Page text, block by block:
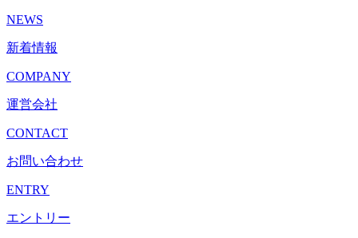
NEWS
新着情報
COMPANY
運営会社
CONTACT
お問い合わせ
ENTRY
エントリー